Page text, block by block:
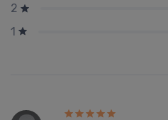
2
1